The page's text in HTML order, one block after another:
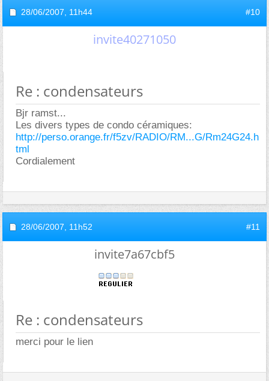
28/06/2007, 11h44 #10
invite40271050
Re : condensateurs
Bjr ramst...
Les divers types de condo céramiques:
http://perso.orange.fr/f5zv/RADIO/RM...G/Rm24G24.h
tml
Cordialement
28/06/2007, 11h52 #11
invite7a67cbf5
Re : condensateurs
merci pour le lien